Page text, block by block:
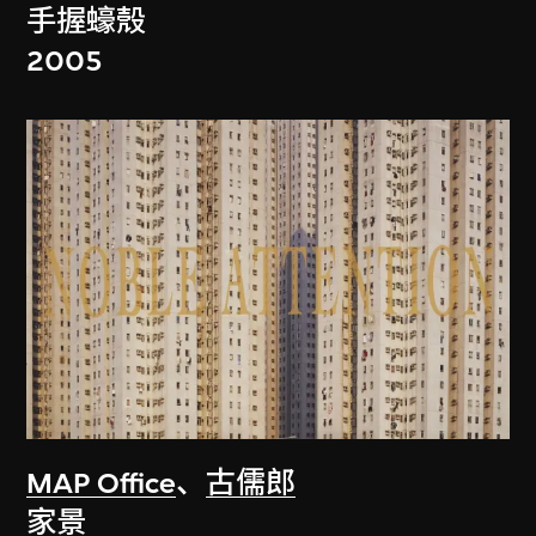
手握蠔殼
2005
MAP Office、 古儒郎
家景